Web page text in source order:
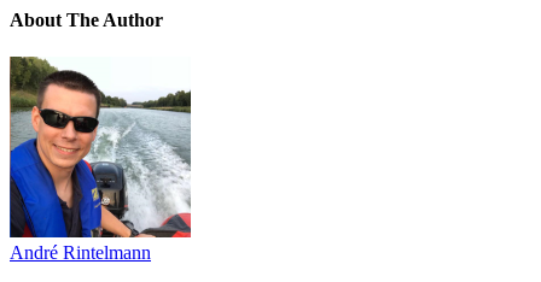
About The Author
André Rintelmann